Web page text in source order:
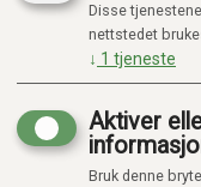
SYLVANIAN FAMILIES
SYLVANIAN BABY
CHOO TOG - 5320
Kr 255,20Kr 319,00
Disse
nettstedet
↓ 1 tjeneste
Aktiver
Bruk denne